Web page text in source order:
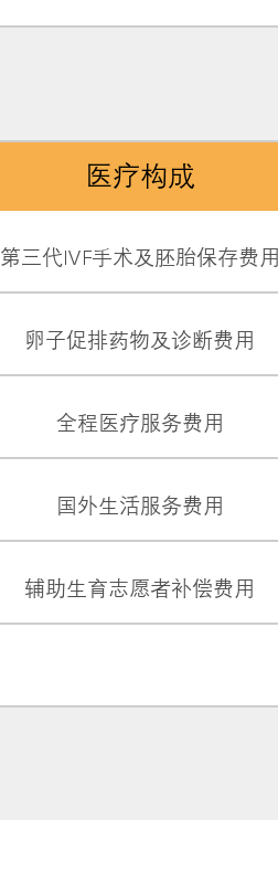
医疗构成
第三代IVF手术及胚胎保存费用
卵子促排药物及诊断费用
全程医疗服务费用
国外生活服务费用
辅助生育志愿者补偿费用